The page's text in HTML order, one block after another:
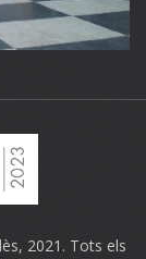
, 2021. Tots els